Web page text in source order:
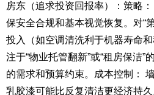
房东（追求投资回报率）：策略
保安全合规和基本视觉恢复。对“
投入（如空调清洗利于机器寿命
注于“物业托管翻新”或“租房保洁”
的需求和预算约束。成本控制：
乳胶漆可能比反复清洁更经济持久